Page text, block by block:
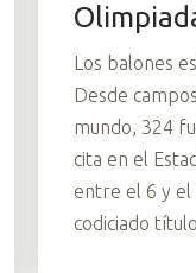
Los balones
Desde
mundo, 324
cita en el
entre el 6 y
codiciado